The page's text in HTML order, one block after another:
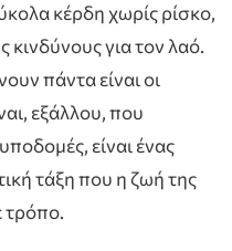
κέρδη χωρίς ρίσκο,
κινδύνους για τον λαό.
πάντα είναι οι
εξάλλου, που
είναι ένας
τάξη που η ζωή της
τρόπο.